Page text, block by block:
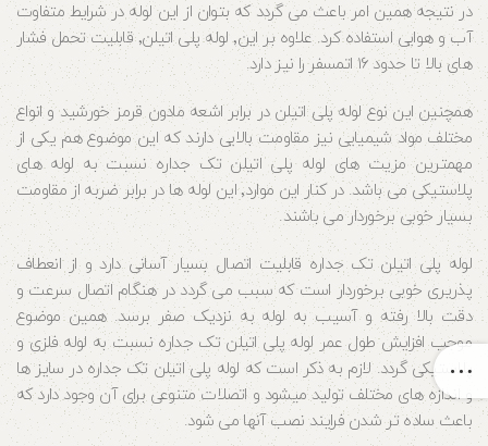
در نتیجه همین امر باعث می گردد که بتوان از این لوله در شرایط متفاوت
آب و هوایی استفاده کرد. علاوه بر این٬ لوله پلی اتیلن٬ قابلیت تحمل فشار
های بالا تا حدود ۱۶ اتمسفر را نیز دارد.
همچنین این نوع لوله پلی اتیلن در برابر اشعه مادون قرمز خورشید و انواع
مختلف مواد شیمیایی نیز مقاومت بالایی دارند که این موضوع هم یکی از
مهمترین مزیت های لوله پلی اتیلن تک جداره نسبت به لوله های
پلاستیکی می باشد. در کنار این موارد٬ این لوله ها در برابر ضربه از مقاومت
بسیار خوبی برخوردار می باشند.
لوله پلی اتیلن تک جداره قابلیت اتصال بسیار آسانی دارد و از انعطاف
پذریری خوبی برخوردار است که سبب می گردد در هنگام اتصال سرعت و
دقت بالا رفته و آسیب به لوله به نزدیک صفر برسد. همین موضوع
موجب افزایش طول عمر لوله پلی اتیلن تک جداره نسبت به لوله فلزی و
پلاستیکی گردد. لازم به ذکر است که لوله پلی اتیلن تک جداره در سایز ها
و اندازه های مختلف تولید میشود و اتصلات متنوعی برای آن وجود دارد که
باعث ساده تر شدن فرایند نصب آنها می شود.